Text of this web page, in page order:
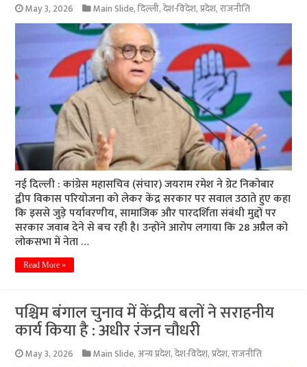
May 3, 2026 Main Slide,दिल्ली,देश-विदेश,प्रदेश,राजनीति
नई दिल्ली : कांग्रेस महासचिव (संचार) जयराम रमेश ने ग्रेट निकोबार
द्वीप विकास परियोजना को लेकर केंद्र सरकार पर सवाल उठाते हुए कहा
कि इससे जुड़े पर्यावरणीय, सामाजिक और पारदर्शिता संबंधी मुद्दों पर
सरकार जवाब देने से बच रही है। उन्होंने आरोप लगाया कि 28 अप्रैल को
लोकसभा में नेता …
Read More »
पश्चिम बंगाल चुनाव में केंद्रीय बलों ने सराहनीय
कार्य किया है : अधीर रंजन चौधरी
May 3, 2026 Main Slide,अन्य प्रदेश,देश-विदेश,प्रदेश,राजनीति